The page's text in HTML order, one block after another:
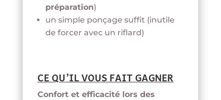
préparation)
un simple ponçage suffit (inutile
de forcer avec un riflard)
CE QU’IL VOUS FAIT GAGNER
Confort et efficacité lors des